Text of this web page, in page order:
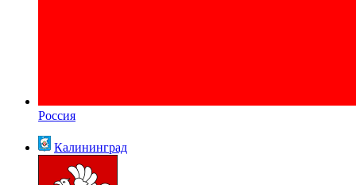
Россия
Калининград